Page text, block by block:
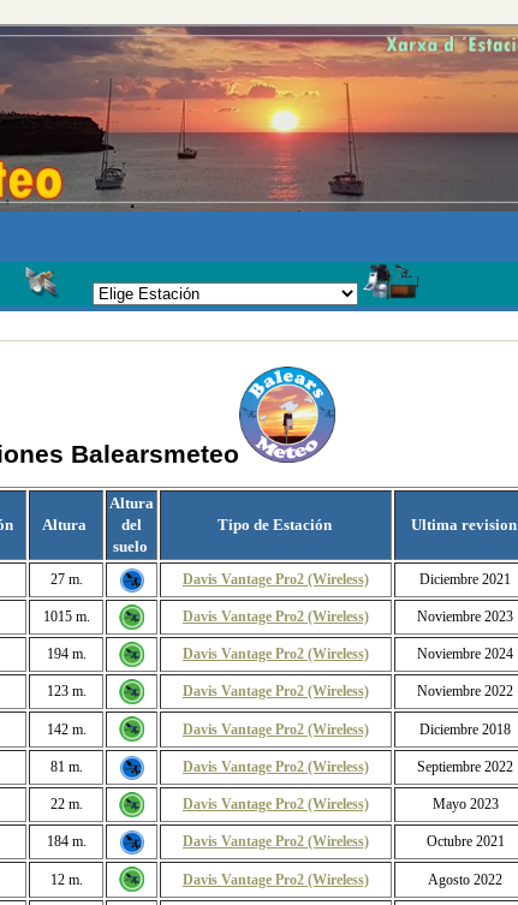
Balearsmeteo
Altura
Altura
del
suelo
Tipo de Estación Ultima revision
27 m. Davis Vantage Pro2 (Wireless) Diciembre 2021
1015 m. Davis Vantage Pro2 (Wireless) Noviembre 2023
194 m. Davis Vantage Pro2 (Wireless) Noviembre 2024
123 m. Davis Vantage Pro2 (Wireless) Noviembre 2022
142 m. Davis Vantage Pro2 (Wireless) Diciembre 2018
81 m. Davis Vantage Pro2 (Wireless) Septiembre 2022
22 m. Davis Vantage Pro2 (Wireless) Mayo 2023
184 m. Davis Vantage Pro2 (Wireless) Octubre 2021
12 m. Davis Vantage Pro2 (Wireless) Agosto 2022